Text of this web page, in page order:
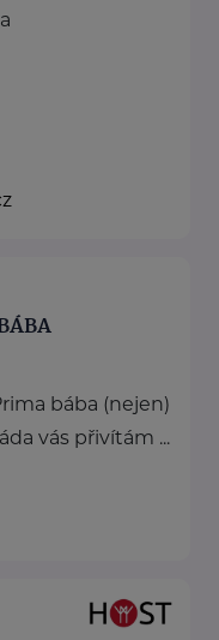
bába (nejen)
vás přivítám ...